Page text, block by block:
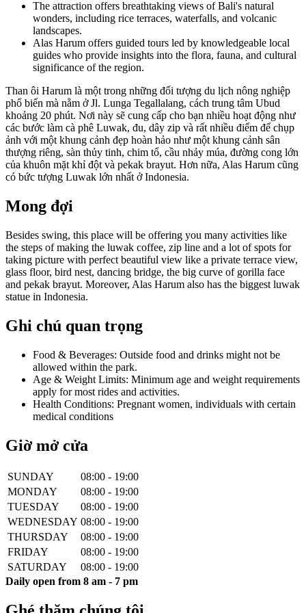
The attraction offers breathtaking views of Bali's natural
wonders, including rice terraces, waterfalls, and volcanic
landscapes.
Alas Harum offers guided tours led by knowledgeable local
guides who provide insights into the flora, fauna, and cultural
significance of the region.
Than ôi Harum là một trong những đối tượng du lịch nông nghiệp
phổ biến mà nằm ở Jl. Lunga Tegallalang, cách trung tâm Ubud
khoảng 20 phút. Nơi này sẽ cung cấp cho bạn nhiều hoạt động như
các bước làm cà phê Luwak, đu, dây zip và rất nhiều điểm để chụp
ảnh với một khung cảnh đẹp hoàn hảo như một khung cảnh sân
thượng riêng, sàn thủy tinh, chim tổ, cầu nhảy múa, đường cong lớn
của khuôn mặt khỉ đột và pekak brayut. Hơn nữa, Alas Harum cũng
có bức tượng Luwak lớn nhất ở Indonesia.
Mong đợi
Besides swing, this place will be offering you many activities like
the steps of making the luwak coffee, zip line and a lot of spots for
taking picture with perfect beautiful view like a private terrace view,
glass floor, bird nest, dancing bridge, the big curve of gorilla face
and pekak brayut. Moreover, Alas Harum also has the biggest luwak
statue in Indonesia.
Ghi chú quan trọng
Food & Beverages: Outside food and drinks might not be
allowed within the park.
Age & Weight Limits: Minimum age and weight requirements
apply for most rides and activities.
Health Conditions: Pregnant women, individuals with certain
medical conditions
Giờ mở cửa
SUNDAY
08:00 - 19:00
MONDAY
08:00 - 19:00
TUESDAY
08:00 - 19:00
WEDNESDAY 08:00 - 19:00
THURSDAY
08:00 - 19:00
FRIDAY
08:00 - 19:00
SATURDAY
08:00 - 19:00
Daily open from 8 am - 7 pm